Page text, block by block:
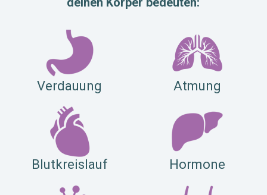
Verdauung Atmung
Blutkreislauf Hormone